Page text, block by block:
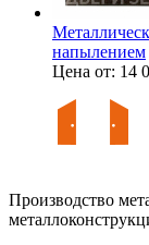
напылением
Цена от: 14
Производство